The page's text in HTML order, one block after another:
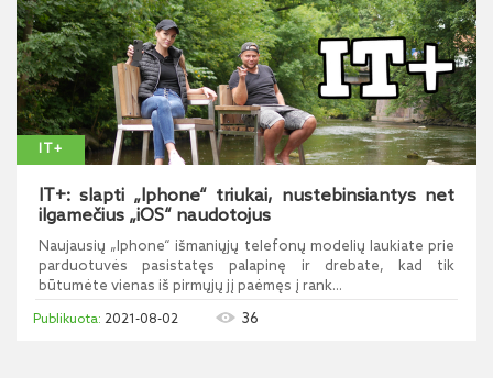
IT+
IT+: slapti „Iphone“ triukai, nustebinsiantys net
ilgamečius „iOS“ naudotojus
Naujausių „Iphone“ išmaniųjų telefonų modelių laukiate prie
parduotuvės pasistatęs palapinę ir drebate, kad tik
būtumėte vienas iš pirmųjų jį paėmęs į rank...
2021-08-02 36